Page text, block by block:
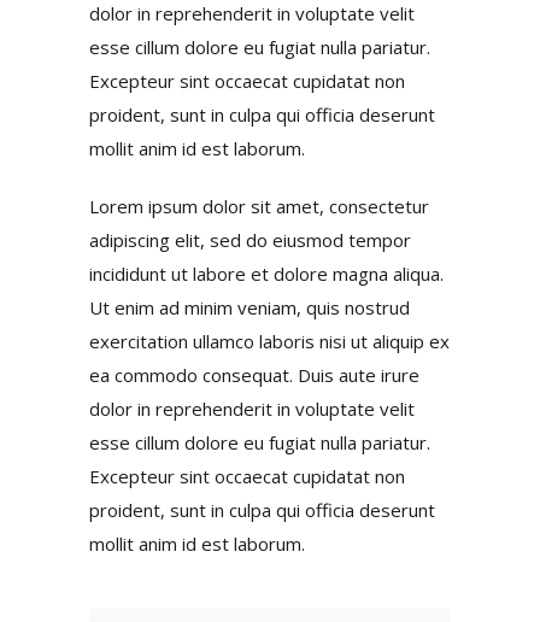
dolor in reprehenderit in voluptate velit
esse cillum dolore eu fugiat nulla pariatur.
Excepteur sint occaecat cupidatat non
proident, sunt in culpa qui officia deserunt
mollit anim id est laborum.
Lorem ipsum dolor sit amet, consectetur
adipiscing elit, sed do eiusmod tempor
incididunt ut labore et dolore magna aliqua.
Ut enim ad minim veniam, quis nostrud
exercitation ullamco laboris nisi ut aliquip ex
ea commodo consequat. Duis aute irure
dolor in reprehenderit in voluptate velit
esse cillum dolore eu fugiat nulla pariatur.
Excepteur sint occaecat cupidatat non
proident, sunt in culpa qui officia deserunt
mollit anim id est laborum.